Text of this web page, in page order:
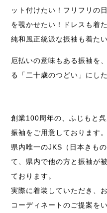
ット付けたい！フリフリの
を覗かせたい！ドレスも着
純和風正統派な振袖も着た
厄払いの意味もある振袖を
る「二十歳のつどい」にし
創業100周年の、ふじもと
振袖をご用意しております。
県内唯一のJKS（日本きも
て、県内で他の方と振袖が
ております。
実際に着装していただき、
コーディネートのご提案を